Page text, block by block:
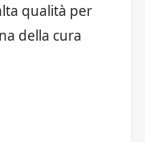
qualità per
della cura